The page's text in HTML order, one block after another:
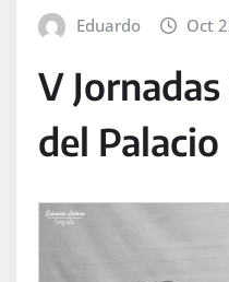
Eduardo Oct
V
del Palacio